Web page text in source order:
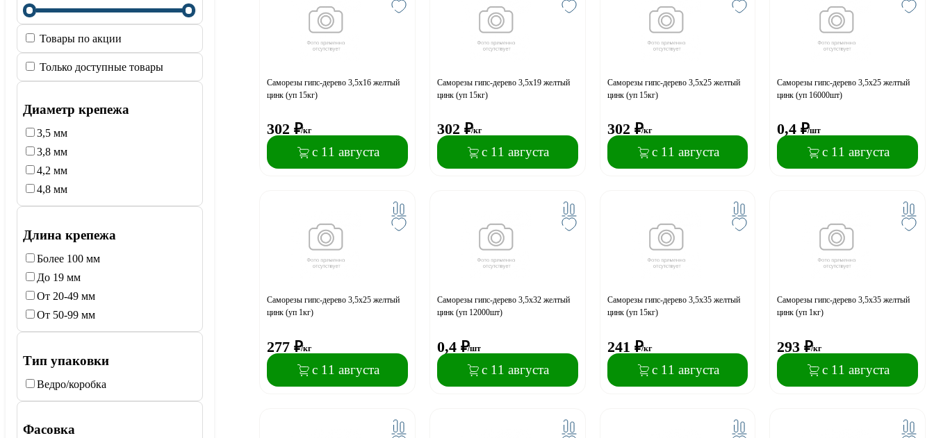
Товары по акции
Только доступные товары
Диаметр крепежа
3,5 мм
3,8 мм
4,2 мм
4,8 мм
Длина крепежа
Более 100 мм
До 19 мм
От 20-49 мм
От 50-99 мм
Тип упаковки
Ведро/коробка
Фасовка
Саморезы гипс-дерево 3,5x16 желтый
цинк (уп 15кг)
302 ₽/кг
с 11 августа
Саморезы гипс-дерево 3,5x19 желтый
цинк (уп 15кг)
302 ₽/кг
с 11 августа
Саморезы гипс-дерево 3,5x25 желтый
цинк (уп 15кг)
302 ₽/кг
с 11 августа
Саморезы гипс-дерево 3,5x25 желтый
цинк (уп 16000шт)
0,4 ₽/шт
с 11 августа
Саморезы гипс-дерево 3,5x25 желтый
цинк (уп 1кг)
277 ₽/кг
с 11 августа
Саморезы гипс-дерево 3,5x32 желтый
цинк (уп 12000шт)
0,4 ₽/шт
с 11 августа
Саморезы гипс-дерево 3,5x35 желтый
цинк (уп 15кг)
241 ₽/кг
с 11 августа
Саморезы гипс-дерево 3,5x35 желтый
цинк (уп 1кг)
293 ₽/кг
с 11 августа